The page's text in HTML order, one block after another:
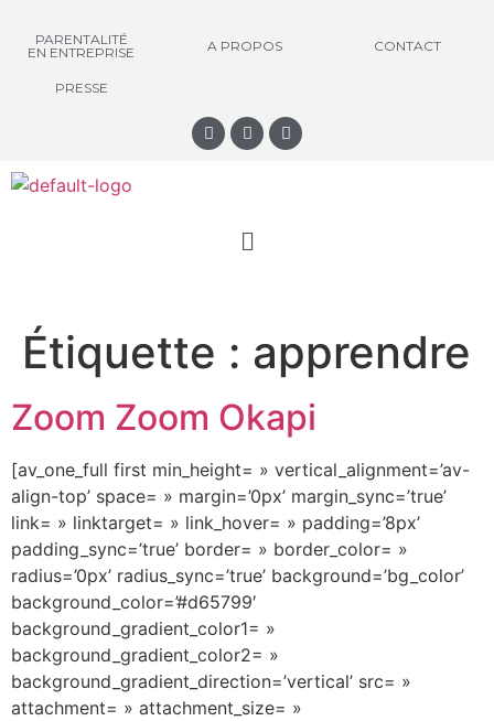
PARENTALITÉ
EN ENTREPRISE
A PROPOS CONTACT
PRESSE
Étiquette : apprendre
Zoom Zoom Okapi
[av_one_full first min_height= » vertical_alignment=’av-
align-top’ space= » margin=’0px’ margin_sync=’true’
link= » linktarget= » link_hover= » padding=’8px’
padding_sync=’true’ border= » border_color= »
radius=’0px’ radius_sync=’true’ background=’bg_color’
background_color=’#d65799′
background_gradient_color1= »
background_gradient_color2= »
background_gradient_direction=’vertical’ src= »
attachment= » attachment_size= »